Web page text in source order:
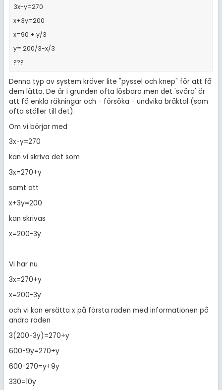
3x-y=270
x+3y=200
x=90 + y/3
y= 200/3-x/3
???
Denna typ av system kräver lite "pyssel och knep" för att få
dem lätta. De är i grunden ofta lösbara men det 'svåra' är
att få enkla räkningar och - försöka - undvika bråktal (som
ofta ställer till det).
Om vi börjar med
3x-y=270
kan vi skriva det som
3x=270+y
samt att
x+3y=200
kan skrivas
x=200-3y
Vi har nu
3x=270+y
x=200-3y
och vi kan ersätta x på första raden med informationen på
andra raden
3(200-3y)=270+y
600-9y=270+y
600-270=y+9y
330=10y